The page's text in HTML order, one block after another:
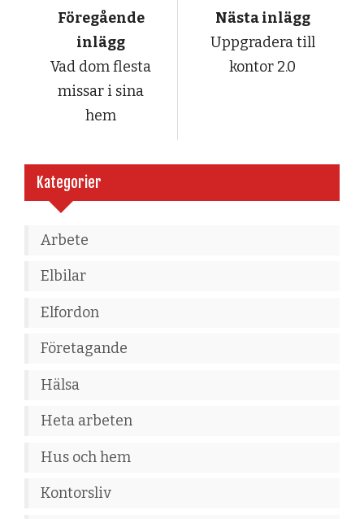
Föregående
inlägg
Vad dom flesta
missar i sina
hem
Nästa inlägg
Uppgradera till
kontor 2.0
Kategorier
Arbete
Elbilar
Elfordon
Företagande
Hälsa
Heta arbeten
Hus och hem
Kontorsliv